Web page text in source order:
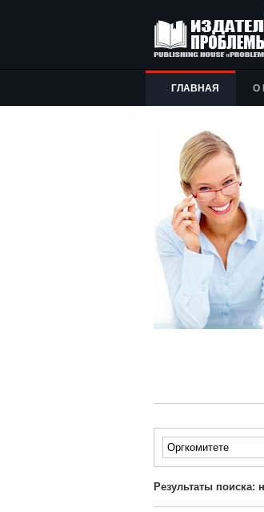
ГЛАВНАЯ О
Введите
текст
поиска...
Результаты поиска: